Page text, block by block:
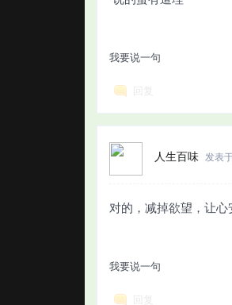
我要说一句
人生百味 发表
对的，减掉欲望，让心
我要说一句